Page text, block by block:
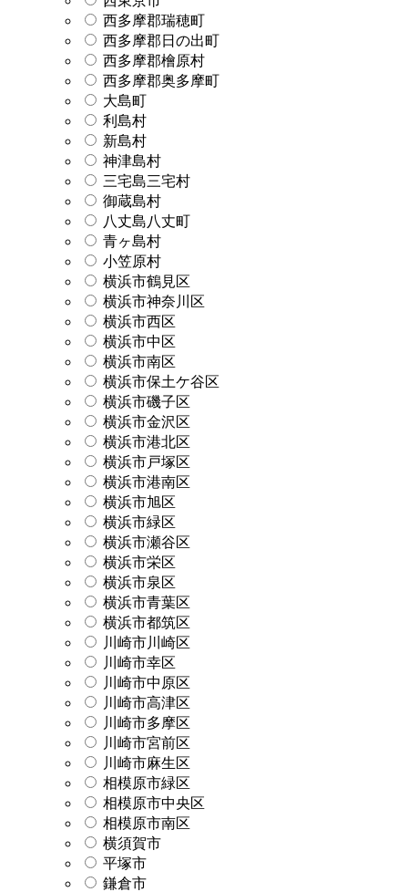
西多摩郡瑞穂町
西多摩郡日の出町
西多摩郡檜原村
西多摩郡奥多摩町
大島町
利島村
新島村
神津島村
三宅島三宅村
御蔵島村
八丈島八丈町
青ヶ島村
小笠原村
横浜市鶴見区
横浜市神奈川区
横浜市西区
横浜市中区
横浜市南区
横浜市保土ケ谷区
横浜市磯子区
横浜市金沢区
横浜市港北区
横浜市戸塚区
横浜市港南区
横浜市旭区
横浜市緑区
横浜市瀬谷区
横浜市栄区
横浜市泉区
横浜市青葉区
横浜市都筑区
川崎市川崎区
川崎市幸区
川崎市中原区
川崎市高津区
川崎市多摩区
川崎市宮前区
川崎市麻生区
相模原市緑区
相模原市中央区
相模原市南区
横須賀市
平塚市
鎌倉市